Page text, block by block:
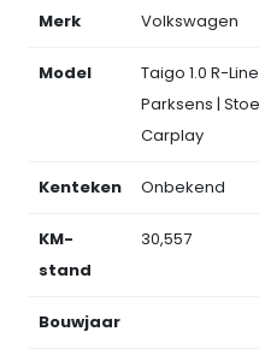
Merk Volkswagen
Model
Taigo 1.0 R-
Parksens |
Carplay
Kenteken Onbekend
KM-
stand
30,557
Bouwjaar